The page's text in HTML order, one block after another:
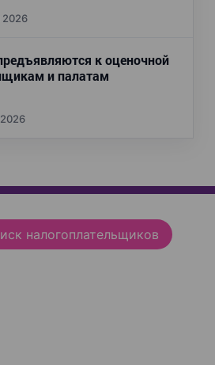
2026
к оценочной
и палатам
налогоплательщиков